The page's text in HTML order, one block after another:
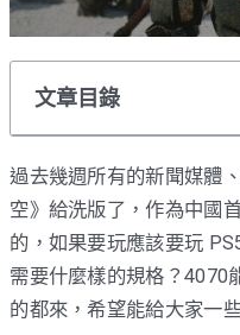
文章目錄
過去幾週所有的新聞媒體
空》給洗版了，作為中國
的，如果要玩應該要玩
需要什麼樣的規格？4070
的都來，希望能給大家一些